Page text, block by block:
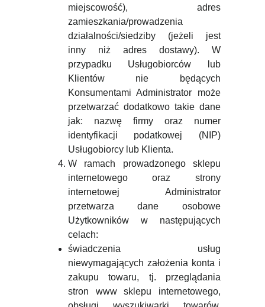
miejscowość), adres
zamieszkania/prowadzenia
działalności/siedziby (jeżeli jest
inny niż adres dostawy). W
przypadku Usługobiorców lub
Klientów nie będących
Konsumentami Administrator może
przetwarzać dodatkowo takie dane
jak: nazwę firmy oraz numer
identyfikacji podatkowej (NIP)
Usługobiorcy lub Klienta.
W ramach prowadzonego sklepu
internetowego oraz strony
internetowej Administrator
przetwarza dane osobowe
Użytkowników w następujących
celach:
świadczenia usług
niewymagających założenia konta i
zakupu towaru, tj. przeglądania
stron www sklepu internetowego,